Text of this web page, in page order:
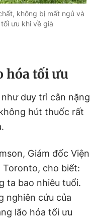
không bị mất ngủ và
ưu khi về già
hóa tối ưu
duy trì cân nặng
hút thuốc rất
Giám đốc Viện
Toronto, cho biết:
ta bao nhiêu tuổi.
nghiên cứu của
lão hóa tối ưu